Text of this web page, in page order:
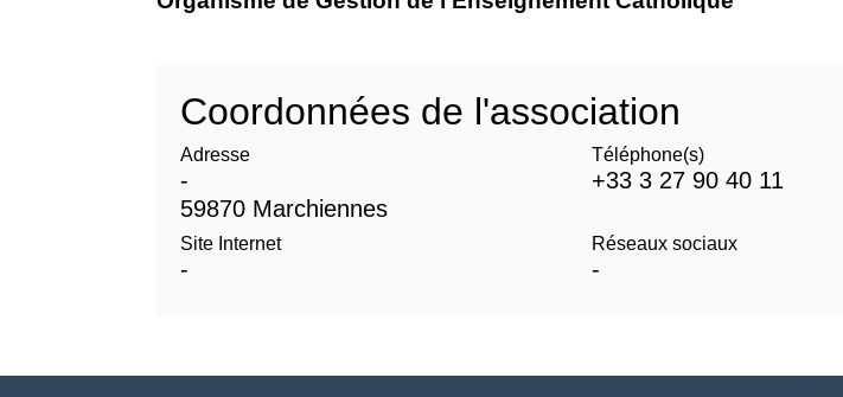
Coordonnées de l'association
Adresse
-
59870 Marchiennes
Téléphone(s)
+33 3 27 90 40 11
Site Internet
-
Réseaux sociaux
-